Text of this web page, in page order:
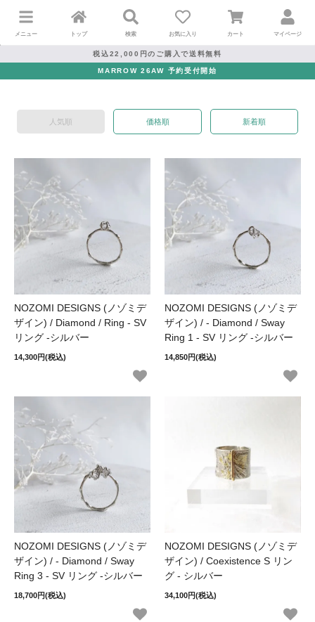
メニュー トップ 検索 お気に入り カート マイページ
税込22,000円のご購入で送料無料
MARROW 26AW 予約受付開始
人気順 価格順 新着順
NOZOMI DESIGNS (ノゾミデ
ザイン) / Diamond / Ring - SV
リング -シルバー
14,300円(税込)
NOZOMI DESIGNS (ノゾミデ
ザイン) / - Diamond / Sway
Ring 1 - SV リング -シルバー
14,850円(税込)
NOZOMI DESIGNS (ノゾミデ
ザイン) / - Diamond / Sway
Ring 3 - SV リング -シルバー
18,700円(税込)
NOZOMI DESIGNS (ノゾミデ
ザイン) / Coexistence S リン
グ - シルバー
34,100円(税込)